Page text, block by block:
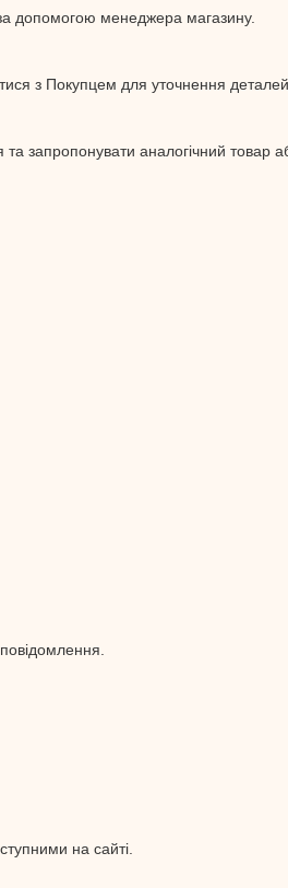
допомогою менеджера магазину.
з Покупцем для уточнення деталей.
запропонувати аналогічний товар
на сайті.